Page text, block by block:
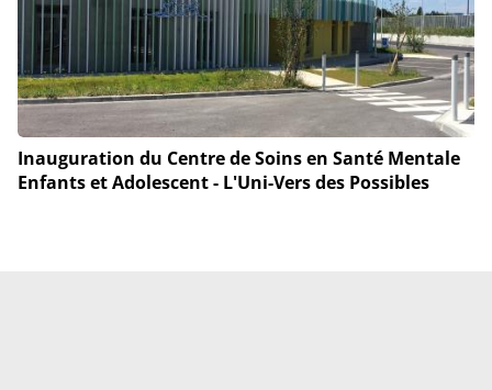
Inauguration du Centre de Soins en Santé Mentale
Enfants et Adolescent - L'Uni-Vers des Possibles